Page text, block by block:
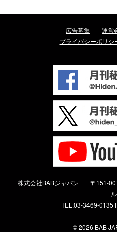
広告募集 運営
プライバシーポリシ
株式会社BABジャパン
〒151-
ル
TEL:03-3469-0135
©2026 BAB